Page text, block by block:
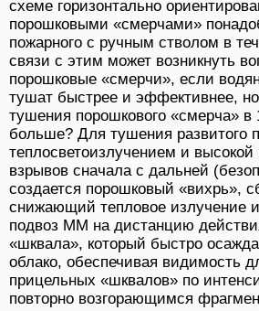
схеме горизонтально
порошковыми «смерчами»
пожарного с ручным стволом в
связи с этим может возникнуть
порошковые «смерчи», если
тушат быстрее и эффективнее,
тушения порошкового «смерча» в
больше? Для тушения развитого
теплосветоизлучением и высокой
взрывов сначала с дальней
создается порошковый «вихрь»,
снижающий тепловое излучение
подвоз ММ на дистанцию
«шквала», который быстро
облако, обеспечивая видимость
прицельных «шквалов» по
повторно возгорающимся